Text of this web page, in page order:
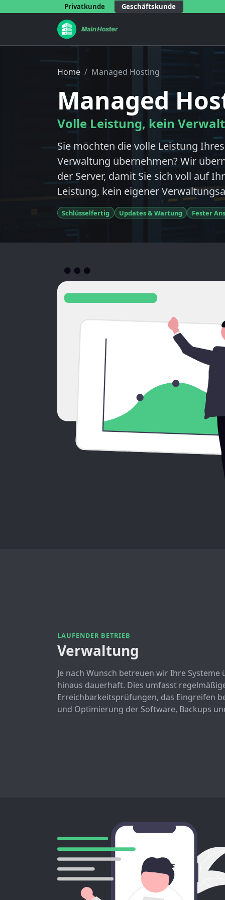
Privatkunde Geschäftskunde
Home Managed Hosting
Managed
Volle Leistung, kein
Sie möchten die volle Leistung
Verwaltung übernehmen? Wir
der Server, damit Sie sich voll auf
Leistung, kein eigener
Schlüsselfertig Updates & Wartung Fester
LAUFENDER BETRIEB
Verwaltung
Je nach Wunsch betreuen wir Ihre
hinaus dauerhaft. Dies umfasst
Erreichbarkeitsprüfungen, das Eingreifen
und Optimierung der Software, Backups